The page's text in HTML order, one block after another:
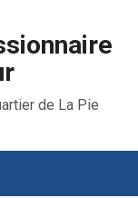
de La Pie